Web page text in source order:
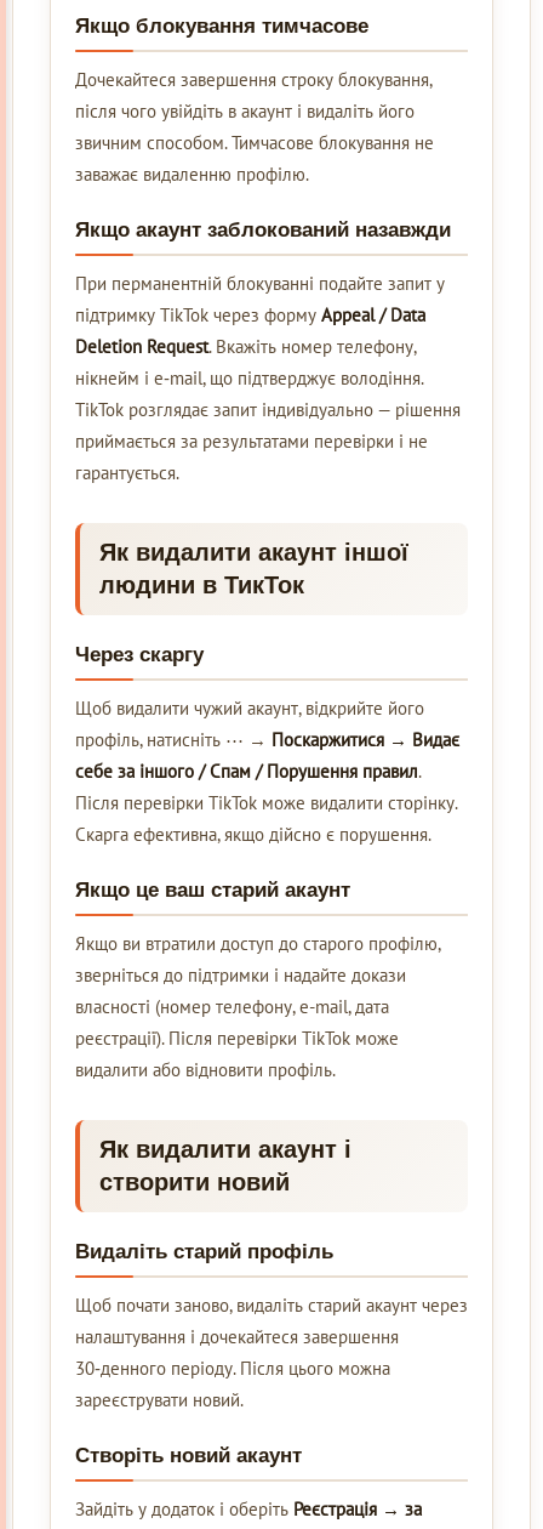
Якщо блокування тимчасове
Дочекайтеся завершення строку блокування,
після чого увійдіть в акаунт і видаліть його
звичним способом. Тимчасове блокування не
заважає видаленню профілю.
Якщо акаунт заблокований назавжди
При перманентній блокуванні подайте запит у
підтримку TikTok через форму Appeal / Data
Deletion Request. Вкажіть номер телефону,
нікнейм і e‑mail, що підтверджує володіння.
TikTok розглядає запит індивідуально — рішення
приймається за результатами перевірки і не
гарантується.
Як видалити акаунт іншої
людини в ТикТок
Через скаргу
Щоб видалити чужий акаунт, відкрийте його
профіль, натисніть ⋯ → Поскаржитися → Видає
себе за іншого / Спам / Порушення правил.
Після перевірки TikTok може видалити сторінку.
Скарга ефективна, якщо дійсно є порушення.
Якщо це ваш старий акаунт
Якщо ви втратили доступ до старого профілю,
зверніться до підтримки і надайте докази
власності (номер телефону, e-mail, дата
реєстрації). Після перевірки TikTok може
видалити або відновити профіль.
Як видалити акаунт і
створити новий
Видаліть старий профіль
Щоб почати заново, видаліть старий акаунт через
налаштування і дочекайтеся завершення
30‑денного періоду. Після цього можна
зареєструвати новий.
Створіть новий акаунт
Зайдіть у додаток і оберіть Реєстрація → за